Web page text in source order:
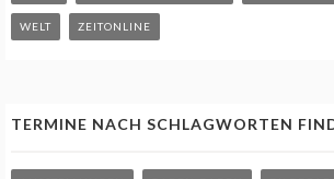
WELT ZEITONLINE
TERMINE NACH SCHLAGWORTEN